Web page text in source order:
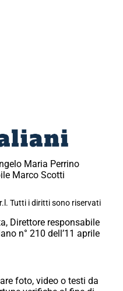
Maria Perrino
Marco Scotti
Tutti i diritti sono riservati
Direttore responsabile
n° 210 dell’11 aprile
foto, video o testi da